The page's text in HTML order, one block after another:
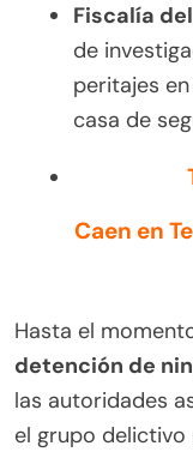
Fiscalía
de
peritajes
casa de
Caen en
Hasta el
detención de
las autoridades
el grupo